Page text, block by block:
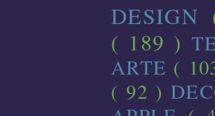
DESIGN
( 189 )
ARTE (
( 92 )